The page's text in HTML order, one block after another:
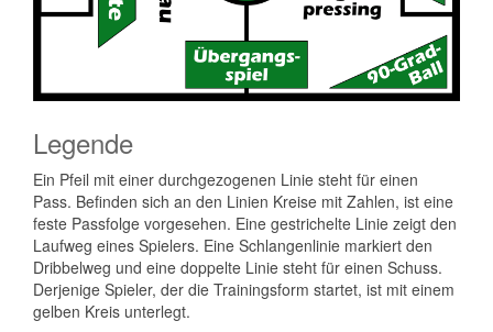
Legende
Ein Pfeil mit einer durchgezogenen Linie steht für einen
Pass. Befinden sich an den Linien Kreise mit Zahlen, ist eine
feste Passfolge vorgesehen. Eine gestrichelte Linie zeigt den
Laufweg eines Spielers. Eine Schlangenlinie markiert den
Dribbelweg und eine doppelte Linie steht für einen Schuss.
Derjenige Spieler, der die Trainingsform startet, ist mit einem
gelben Kreis unterlegt.